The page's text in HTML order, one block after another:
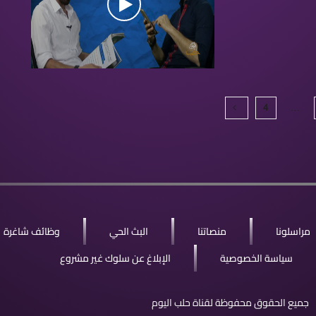
…
4
مراسلونا منصاتنا البث الحي
وظائف شاغرة
سياسة الخصوصية
الإبلاغ عن سلوك غير مشروع
جميع الحقوق محفوظة لقناة حلب اليوم